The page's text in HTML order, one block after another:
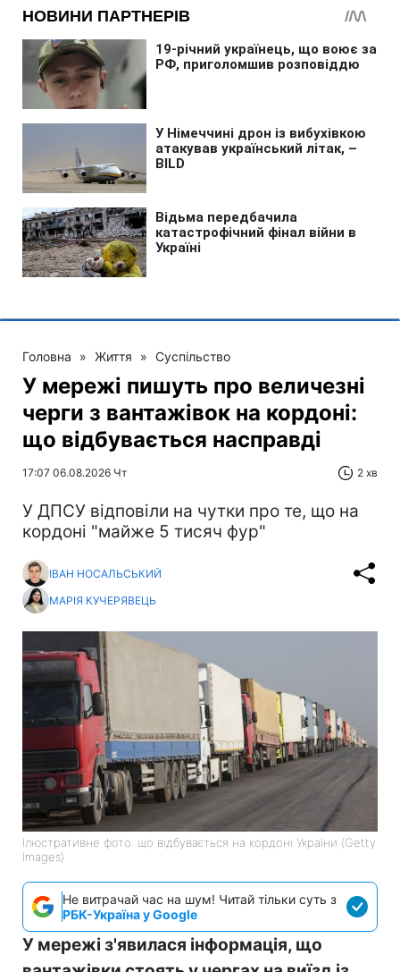
Головна » Життя » Суспільство
У мережі пишуть про величезні
черги з вантажівок на кордоні:
що відбувається насправді
17:07 06.08.2026 Чт 2 хв
У ДПСУ відповіли на чутки про те, що на
кордоні "майже 5 тисяч фур"
ІВАН НОСАЛЬСЬКИЙ
МАРІЯ КУЧЕРЯВЕЦЬ
Ілюстративне фото: що відбувається на кордоні України (Getty
Images)
Не витрачай час на шум! Читай тільки суть з
РБК-Україна у Google
У мережі з'явилася інформація, що